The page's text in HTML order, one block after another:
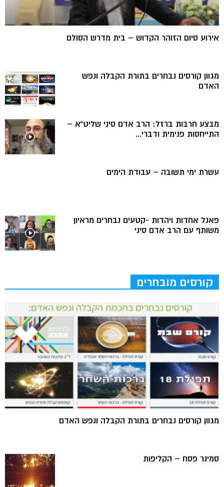
אירוע סיום הזוהר הקדוש – בית מדרש הסולם
מגוון קורסים נבחרים בתורת הקבלה ונפש
האדם
מבצע חרבות ברזל: הרב אדם סיני שליט”א –
התייחסות פנימית ודברי...
עשרת ימי תשובה – עבודת הימים
פאנל אחדות ויהדות -קטעים נבחרים מראיון
משותף עם הרב אדם סיני
קורסים מובחרים
מגוון קורסים נבחרים בתורת הקבלה ונפש האדם
סמינר פסח – הקליפות